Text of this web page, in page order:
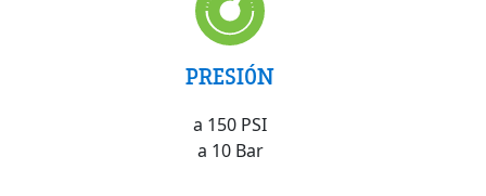
PRESIÓN
a 150 PSI
a 10 Bar